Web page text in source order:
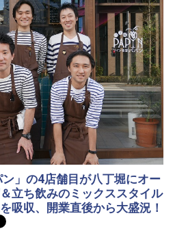
ン」の4店舗目が八丁堀にオー
立ち飲みのミックススタイル
吸収、開業直後から大盛況！